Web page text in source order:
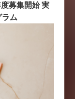
募集開始 実
ム